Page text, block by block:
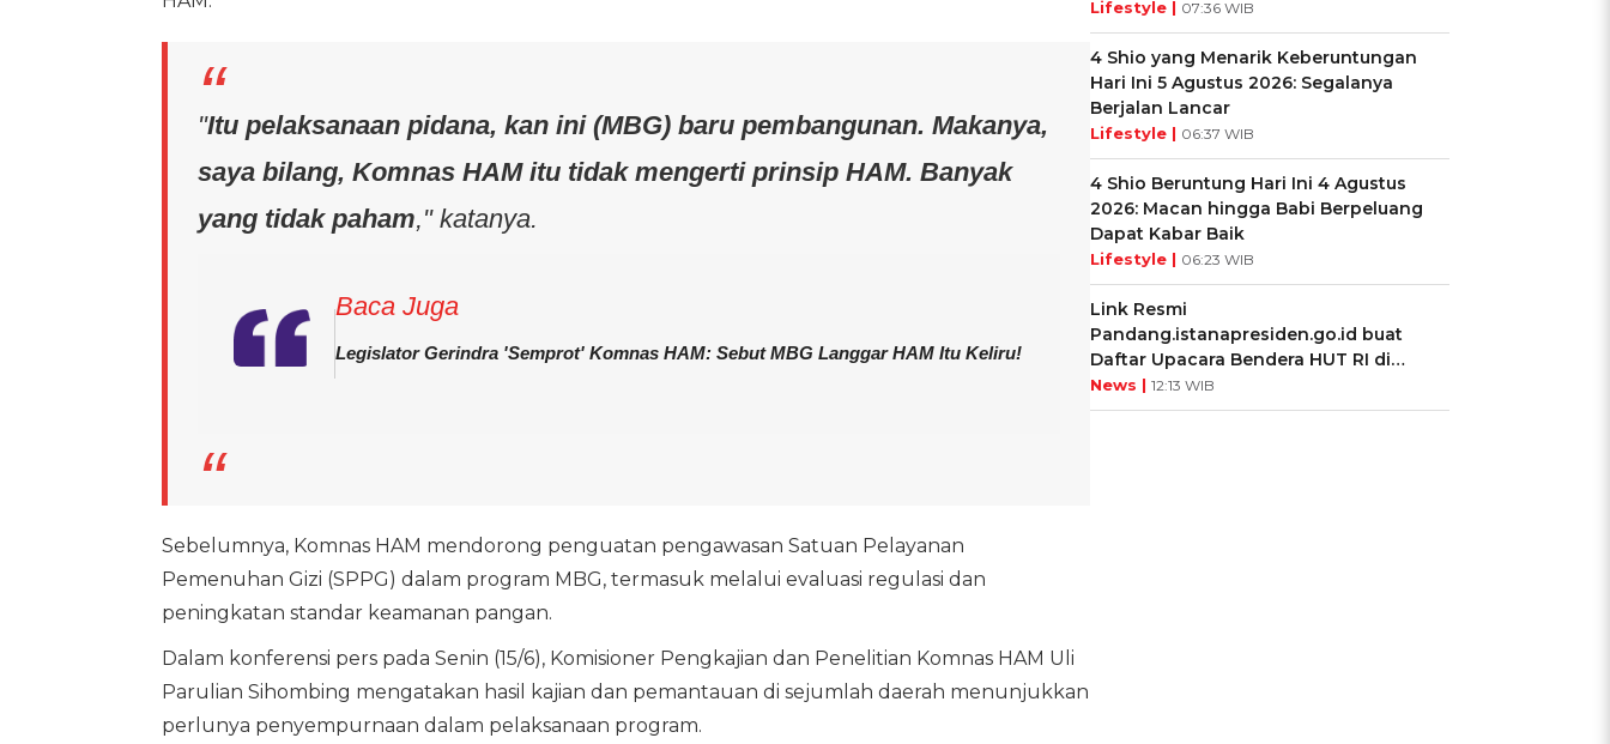
"Itu pelaksanaan pidana, kan ini (MBG) baru pembangunan. Makanya,
saya bilang, Komnas HAM itu tidak mengerti prinsip HAM. Banyak
yang tidak paham," katanya.
Baca Juga
Legislator Gerindra 'Semprot' Komnas HAM: Sebut MBG Langgar HAM Itu Keliru!
Sebelumnya, Komnas HAM mendorong penguatan pengawasan Satuan Pelayanan
Pemenuhan Gizi (SPPG) dalam program MBG, termasuk melalui evaluasi regulasi dan
peningkatan standar keamanan pangan.
Dalam konferensi pers pada Senin (15/6), Komisioner Pengkajian dan Penelitian Komnas HAM Uli
Parulian Sihombing mengatakan hasil kajian dan pemantauan di sejumlah daerah menunjukkan
perlunya penyempurnaan dalam pelaksanaan program.
Lifestyle | 07:36 WIB
4 Shio yang Menarik Keberuntungan
Hari Ini 5 Agustus 2026: Segalanya
Berjalan Lancar
Lifestyle | 06:37 WIB
4 Shio Beruntung Hari Ini 4 Agustus
2026: Macan hingga Babi Berpeluang
Dapat Kabar Baik
Lifestyle | 06:23 WIB
Link Resmi
Pandang.istanapresiden.go.id buat
Daftar Upacara Bendera HUT RI di
Istana Negara
News | 12:13 WIB